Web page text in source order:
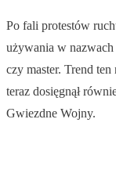
Po fali protestów
używania w
czy master. Trend
teraz dosięgnął
Gwiezdne Wojny.